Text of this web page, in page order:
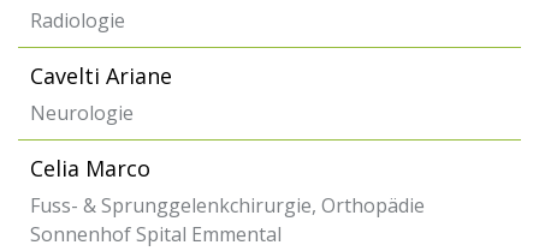
Radiologie
Cavelti Ariane
Neurologie
Celia Marco
Fuss- & Sprunggelenkchirurgie, Orthopädie
Sonnenhof Spital Emmental